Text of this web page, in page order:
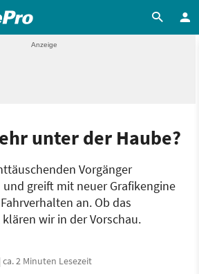
unter der Haube?
Vorgänger
und greift mit neuer Grafikengine
an. Ob das
wir in der Vorschau.
ca. 2 Minuten Lesezeit